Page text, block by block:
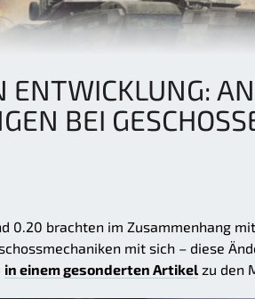
ENTWICKLUNG:
BEI
0.20 brachten im Zusammenhang
mit sich – diese
in einem gesonderten Artikel zu den